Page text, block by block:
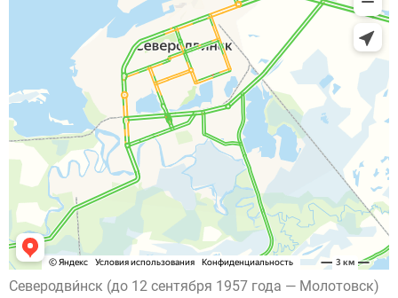
Северодви́нск (до 12 сентября 1957 года — Молотовск)